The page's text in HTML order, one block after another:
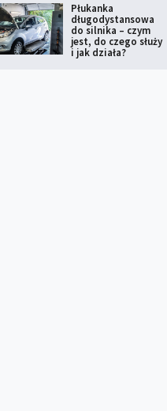
Płukanka
długodystansowa
do silnika – czym
jest, do czego służy
i jak działa?